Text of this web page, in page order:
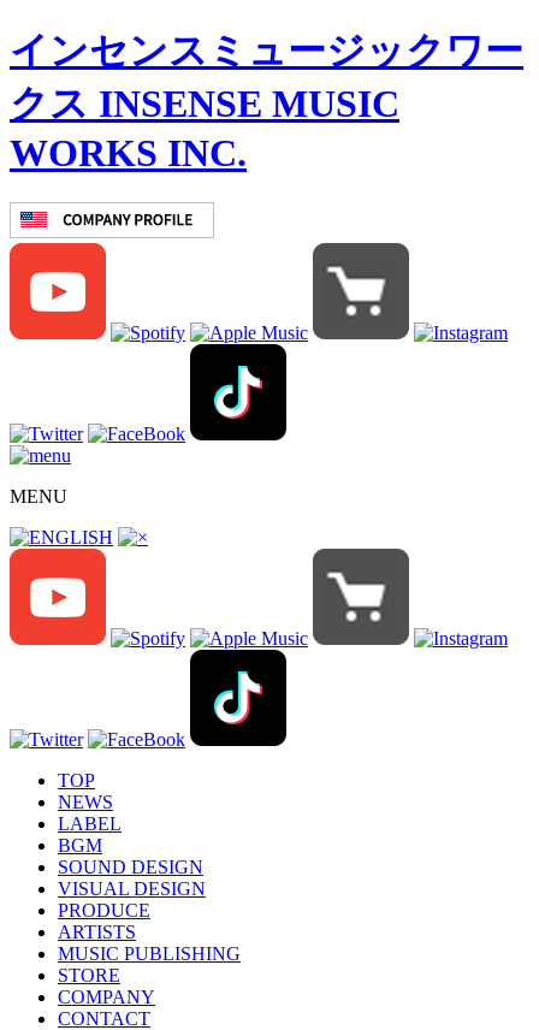
インセンスミュージックワー
クス INSENSE MUSIC
WORKS INC.
MENU
TOP
NEWS
LABEL
BGM
SOUND DESIGN
VISUAL DESIGN
PRODUCE
ARTISTS
MUSIC PUBLISHING
STORE
COMPANY
CONTACT